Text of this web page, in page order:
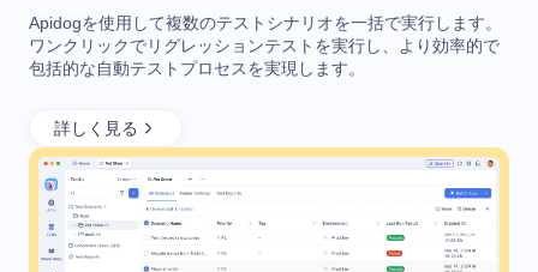
Apidogを使用して複数のテストシナリオを一括で実行します。
ワンクリックでリグレッションテストを実行し、より効率的で
包括的な自動テストプロセスを実現します。
詳しく見る